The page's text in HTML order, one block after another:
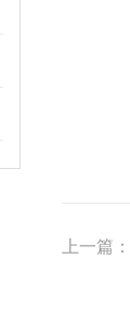
上一篇：